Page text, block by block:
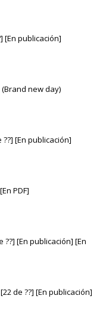
[En publicación]
new day)
[En publicación]
PDF]
??] [En publicación] [En
de ??] [En publicación]